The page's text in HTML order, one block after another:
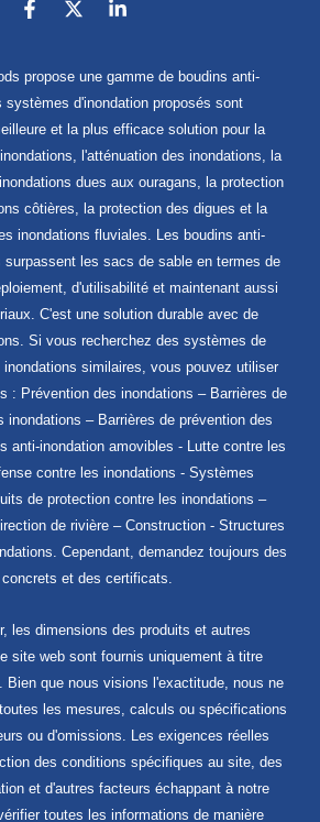
propose une gamme de boudins anti-
systèmes d'inondation proposés sont
et la plus efficace solution pour la
l'atténuation des inondations, la
dues aux ouragans, la protection
côtières, la protection des digues et la
inondations fluviales. Les boudins anti-
surpassent les sacs de sable en termes de
d'utilisabilité et maintenant aussi
C'est une solution durable avec de
Si vous recherchez des systèmes de
similaires, vous pouvez utiliser
: Prévention des inondations – Barrières de
inondations – Barrières de prévention des
anti-inondation amovibles - Lutte contre les
contre les inondations - Systèmes
de protection contre les inondations –
de rivière – Construction - Structures
Cependant, demandez toujours des
et des certificats.
les dimensions des produits et autres
site web sont fournis uniquement à titre
Bien que nous visions l'exactitude, nous ne
les mesures, calculs ou spécifications
ou d'omissions. Les exigences réelles
des conditions spécifiques au site, des
et d'autres facteurs échappant à notre
toutes les informations de manière